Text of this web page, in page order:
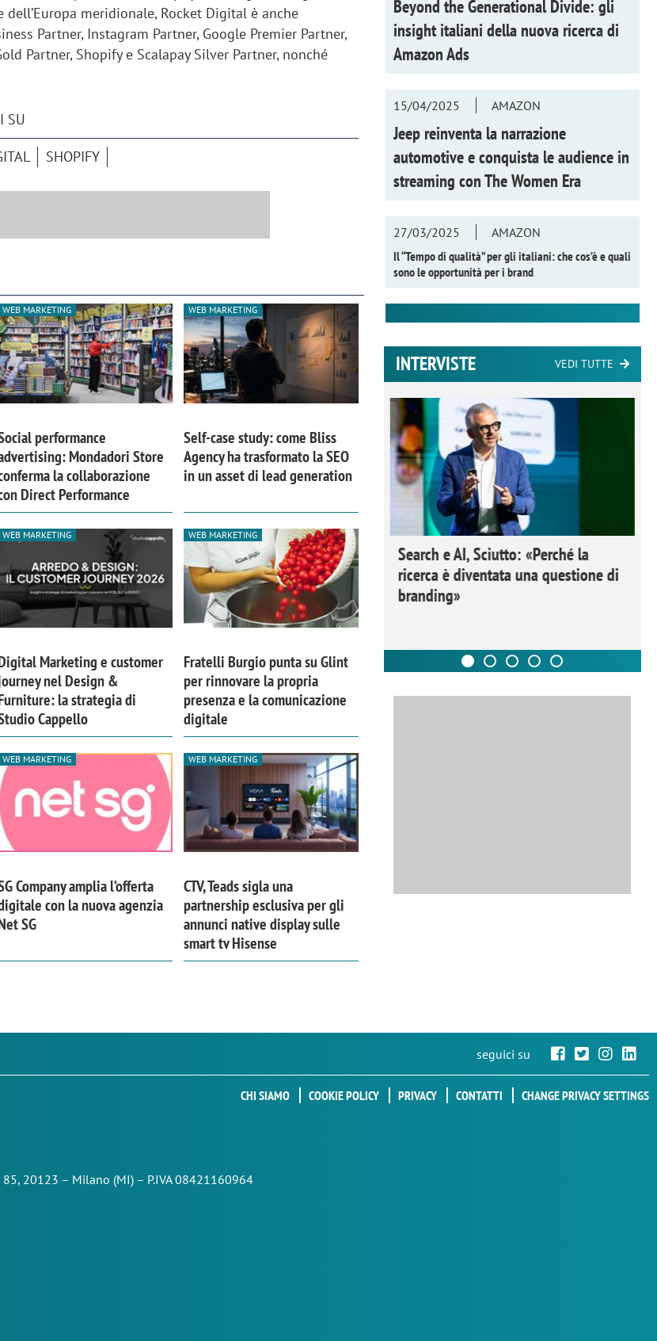
meridionale, Rocket Digital è anche
Partner, Instagram Partner, Google Premier Partner,
Partner, Shopify e Scalapay Silver Partner, nonché
SU
SHOPIFY
WEB MARKETING
performance
Mondadori Store
la collaborazione
Direct Performance
WEB MARKETING
Self-case study: come Bliss
Agency ha trasformato la SEO
in un asset di lead generation
WEB MARKETING
Marketing e customer
nel Design &
la strategia di
Cappello
WEB MARKETING
Fratelli Burgio punta su Glint
per rinnovare la propria
presenza e la comunicazione
digitale
WEB MARKETING
Company amplia l’offerta
con la nuova agenzia
SG
WEB MARKETING
CTV, Teads sigla una
partnership esclusiva per gli
annunci native display sulle
smart tv Hisense
Beyond the Generational Divide: gli
insight italiani della nuova ricerca di
Amazon Ads
15/04/2025 AMAZON
Jeep reinventa la narrazione
automotive e conquista le audience in
streaming conThe Women Era
27/03/2025
AMAZON
Il “Tempo di qualità” per gli italiani: che cos’è e quali
sono le opportunità per i brand
INTERVISTE VEDI TUTTE
Digital:
l’AI deve
Ricerche di mercato. Neri, Ipsos
Doxa: «Non basta più descrivere i
fenomeni: bisogna comprenderli e
tradurli in azioni»
Search e AI, Sciutto: «Perché la
ricerca è diventata una questione di
branding»
seguici su
CHI SIAMO COOKIE POLICY PRIVACY CONTATTI CHANGE PRIVACY SETTINGS
85, 20123 – Milano (MI) – P.IVA 08421160964